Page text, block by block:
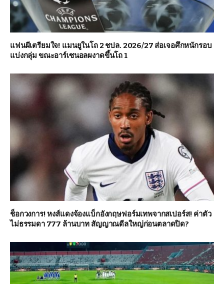
แฟนผีเตรียมใจ! แมนยูในโถ 2 ชปล. 2026/27 ส่อเจอศึกหนักรอบ
แบ่งกลุ่ม ขณะอาร์เซนอลผงาดขึ้นโถ 1
ช็อกวงการ! หงส์แดงจ้องแบ็กอังกฤษฟอร์มเทพจากสเปอร์ส! ค่าตัว
ไม่ธรรมดา 777 ล้านบาท สัญญาณดีลใหญ่ก่อนตลาดปิด?